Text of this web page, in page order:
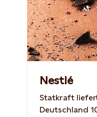
Nestlé
Statkraft
Deutschland